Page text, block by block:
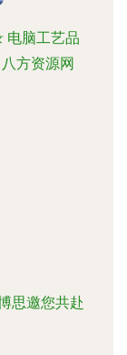
电脑工艺品
方资源网
思邀您共赴